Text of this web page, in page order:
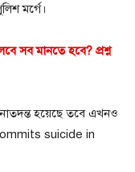
মর্গে।
সব মানতে হবে? প্রশ্ন
হয়েছে তবে এখনও
suicide in